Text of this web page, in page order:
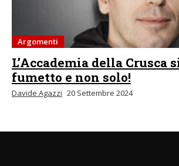
Argomenti
L’Accademia della Crusca
fumetto e non solo!
Davide Agazzi 20 Settembre 2024